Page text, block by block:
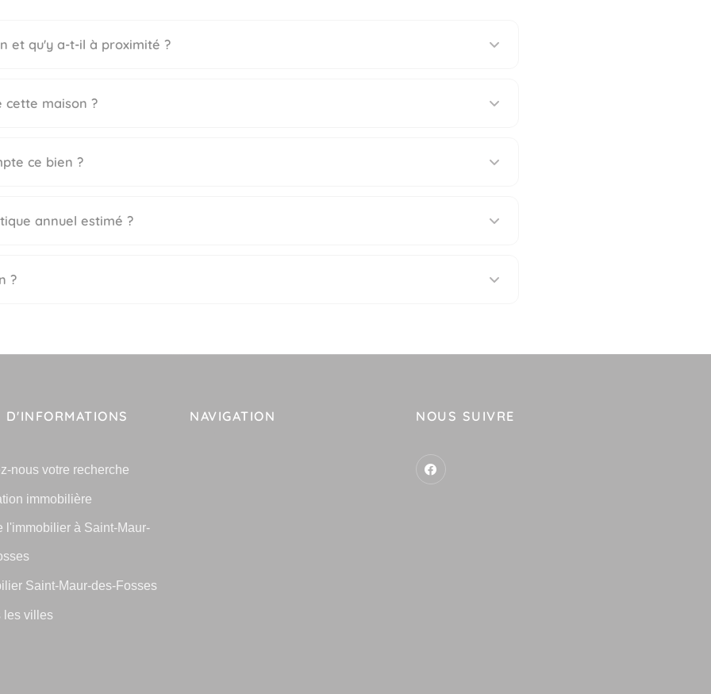
et qu'y a-t-il à proximité ?
cette maison ?
ce bien ?
annuel estimé ?
?
D'INFORMATIONS
nous votre recherche
immobilière
l'immobilier à Saint-Maur-
Saint-Maur-des-Fosses
les villes
NAVIGATION NOUS SUIVRE